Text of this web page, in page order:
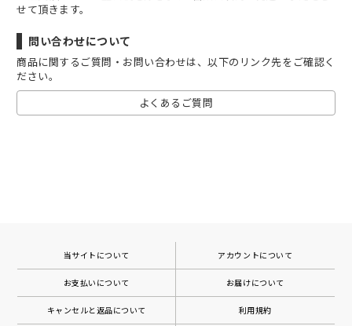
せて頂きます。
問い合わせについて
商品に関するご質問・お問い合わせは、以下のリンク先をご確認く
ださい。
よくあるご質問
当サイトについて アカウントについて
お支払いについて お届けについて
キャンセルと返品について 利用規約